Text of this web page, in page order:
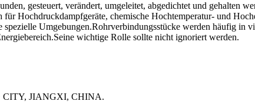
gesteuert, verändert, umgeleitet, abgedichtet und gehalten
Hochdruckdampfgeräte, chemische Hochtemperatur- und
Umgebungen.Rohrverbindungsstücke werden häufig in
wichtige Rolle sollte nicht ignoriert werden.
CITY, JIANGXI, CHINA.